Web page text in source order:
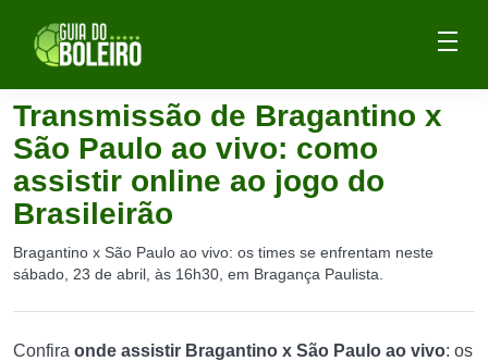
Transmissão de Bragantino x
São Paulo ao vivo: como
assistir online ao jogo do
Brasileirão
Bragantino x São Paulo ao vivo: os times se enfrentam neste
sábado, 23 de abril, às 16h30, em Bragança Paulista.
Confira onde assistir Bragantino x São Paulo ao vivo: os